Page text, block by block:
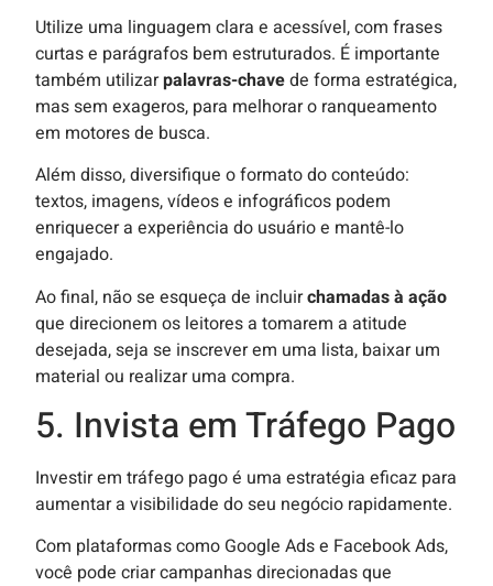
Utilize uma linguagem clara e acessível, com frases
curtas e parágrafos bem estruturados. É importante
também utilizarpalavras-chavede forma estratégica,
mas sem exageros, para melhorar o ranqueamento
em motores de busca.
Além disso, diversifique o formato do conteúdo:
textos, imagens, vídeos e infográficos podem
enriquecer a experiência do usuário e mantê-lo
engajado.
Ao final, não se esqueça de incluirchamadas à ação
que direcionem os leitores a tomarem a atitude
desejada, seja se inscrever em uma lista, baixar um
material ou realizar uma compra.
5. Invista em Tráfego Pago
Investir em tráfego pago é uma estratégia eficaz para
aumentar a visibilidade do seu negócio rapidamente.
Com plataformas como Google Ads e Facebook Ads,
você pode criar campanhas direcionadas que